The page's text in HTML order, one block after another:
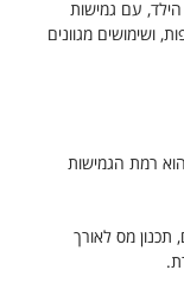
עם גמישות
ושימושים מגוונים
רמת הגמישות
תכנון מס לאורך